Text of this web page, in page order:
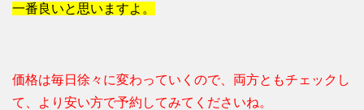
一番良いと思いますよ。
価格は毎日徐々に変わっていくので、両方ともチェックし
て、より安い方で予約してみてくださいね。